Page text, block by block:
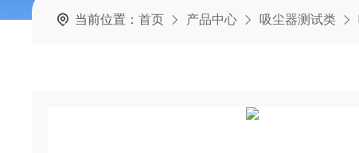
当前位置：首页 产品中心 吸尘器测试类